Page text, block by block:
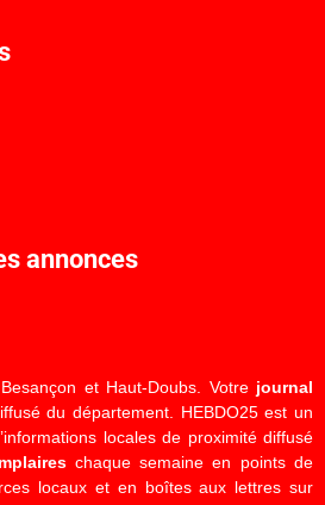
annonces
et Haut-Doubs. Votre journal
du département. HEBDO25 est un
locales de proximité diffusé
chaque semaine en points de
locaux et en boîtes aux lettres sur